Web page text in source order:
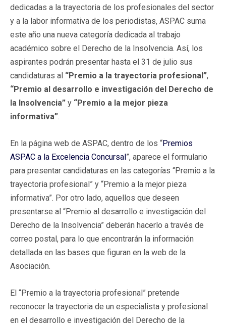
dedicadas a la trayectoria de los profesionales del sector
y a la labor informativa de los periodistas, ASPAC suma
este año una nueva categoría dedicada al trabajo
académico sobre el Derecho de la Insolvencia. Así, los
aspirantes podrán presentar hasta el 31 de julio sus
candidaturas al “Premio a la trayectoria profesional”,
“Premio al desarrollo e investigación del Derecho de
la Insolvencia” y “Premio a la mejor pieza
informativa”.
En la página web de ASPAC, dentro de los “Premios
ASPAC a la Excelencia Concursal”, aparece el formulario
para presentar candidaturas en las categorías “Premio a la
trayectoria profesional” y “Premio a la mejor pieza
informativa”. Por otro lado, aquellos que deseen
presentarse al “Premio al desarrollo e investigación del
Derecho de la Insolvencia” deberán hacerlo a través de
correo postal, para lo que encontrarán la información
detallada en las bases que figuran en la web de la
Asociación.
El “Premio a la trayectoria profesional” pretende
reconocer la trayectoria de un especialista y profesional
en el desarrollo e investigación del Derecho de la